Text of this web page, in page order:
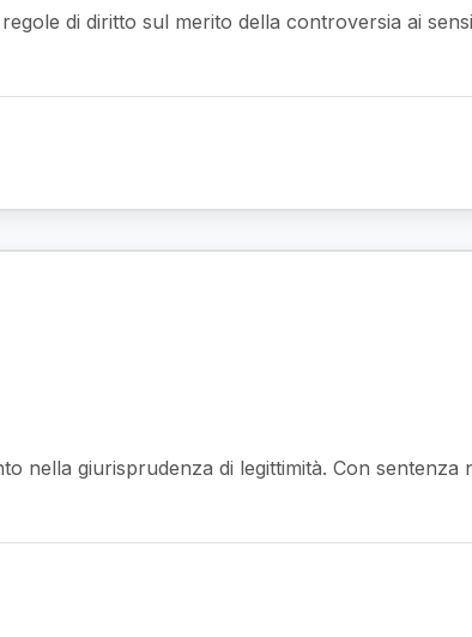
di diritto sul merito della controversia ai
nella giurisprudenza di legittimità. Con sentenza